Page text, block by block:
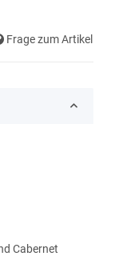
Frage zum Artikel
Cabernet